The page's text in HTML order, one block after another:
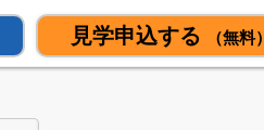
見学申込する （無料）